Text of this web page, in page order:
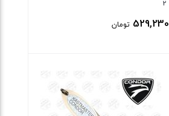
2
529,230 تومان